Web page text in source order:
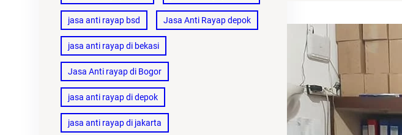
jasa anti rayap bsd Jasa Anti Rayap depok
jasa anti rayap di bekasi
Jasa Anti rayap di Bogor
jasa anti rayap di depok
jasa anti rayap di jakarta